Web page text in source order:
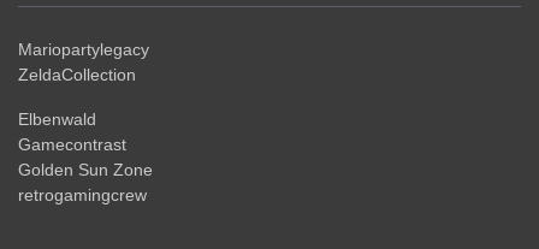
Mariopartylegacy
ZeldaCollection
Elbenwald
Gamecontrast
Golden Sun Zone
retrogamingcrew